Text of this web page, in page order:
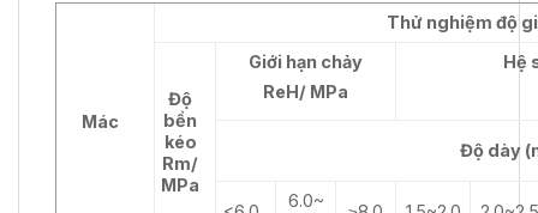
Mác
Thử nghiệm độ
Độ
bền
kéo
Rm/
MPa
Giới hạn chảy
ReH/ MPa
Hệ
Độ dày
6.0~